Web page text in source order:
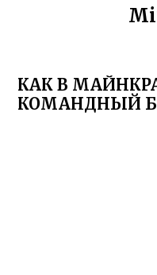
КАК В
КОМАНДНЫЙ